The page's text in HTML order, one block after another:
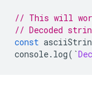
// This will
// Decoded
const
console. log(`